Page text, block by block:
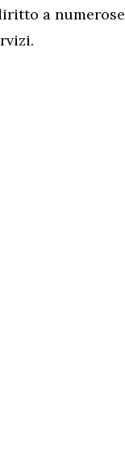
a numerose